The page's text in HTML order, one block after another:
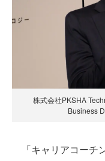
株式会社PKSHA
Business
「キャリアコーチ